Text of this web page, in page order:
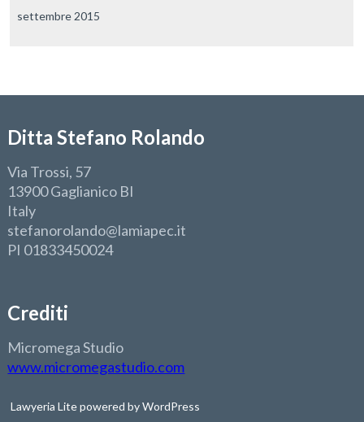
settembre 2015
Ditta Stefano Rolando
Via Trossi, 57
13900 Gaglianico BI
Italy
stefanorolando@lamiapec.it
PI 01833450024
Crediti
Micromega Studio
www.micromegastudio.com
Lawyeria Litepowered byWordPress